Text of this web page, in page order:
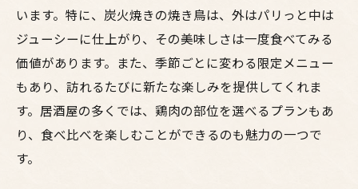
大人数でも安心な理由
梅田の居酒屋で楽しむ鶏料理のおすすめスポッ
ト
鶏料理が美味しい居酒屋の条件
おすすめの居酒屋リスト
大人数で楽しむための工夫
います。特に、炭火焼きの焼き鳥は、外はパリっと中は
ジューシーに仕上がり、その美味しさは一度食べてみる
価値があります。また、季節ごとに変わる限定メニュー
もあり、訪れるたびに新たな楽しみを提供してくれま
す。居酒屋の多くでは、鶏肉の部位を選べるプランもあ
り、食べ比べを楽しむことができるのも魅力の一つで
す。